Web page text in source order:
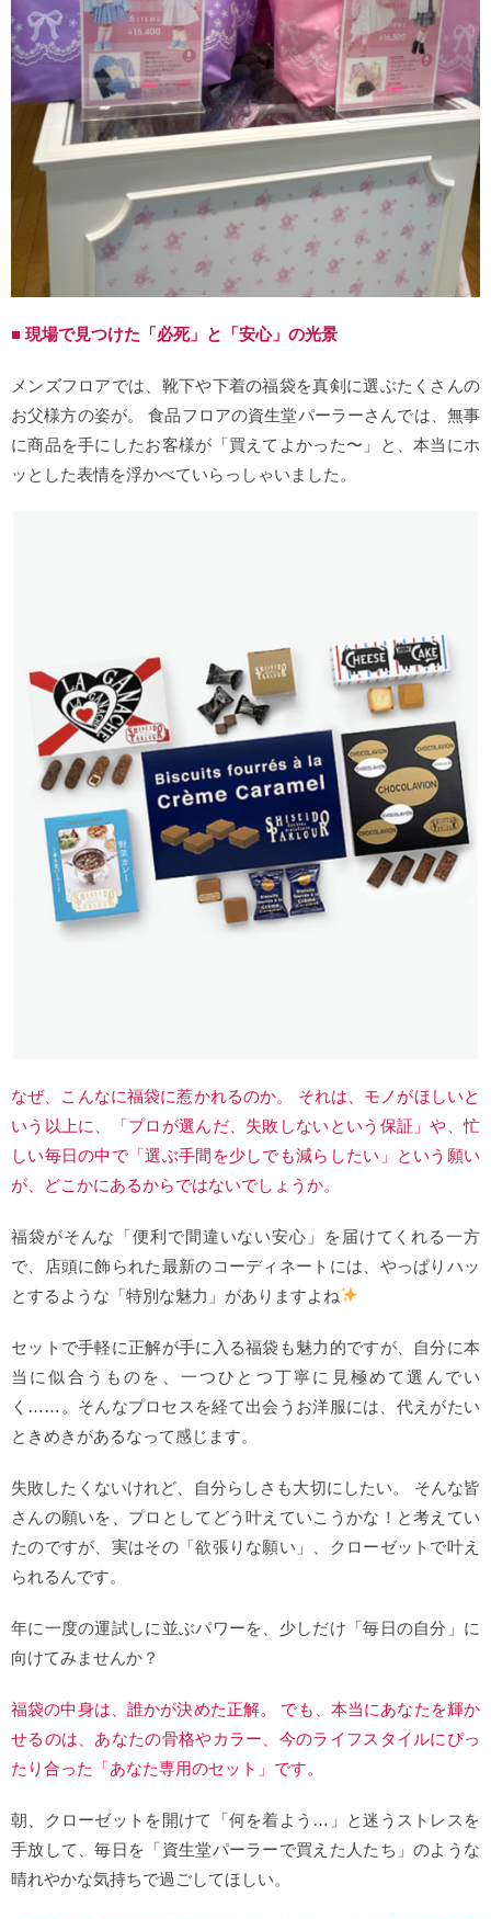
■ 現場で見つけた「必死」と「安心」の光景
メンズフロアでは、靴下や下着の福袋を真剣に選ぶたくさんの
お父様方の姿が。 食品フロアの資生堂パーラーさんでは、無事
に商品を手にしたお客様が「買えてよかった〜」と、本当にホ
ッとした表情を浮かべていらっしゃいました。
なぜ、こんなに福袋に惹かれるのか。 それは、モノがほしいと
いう以上に、「プロが選んだ、失敗しないという保証」や、忙
しい毎日の中で「選ぶ手間を少しでも減らしたい」という願い
が、どこかにあるからではないでしょうか。
福袋がそんな「便利で間違いない安心」を届けてくれる一方
で、店頭に飾られた最新のコーディネートには、やっぱりハッ
とするような「特別な魅力」がありますよね
セットで手軽に正解が手に入る福袋も魅力的ですが、自分に本
当に似合うものを、一つひとつ丁寧に見極めて選んでい
く……。そんなプロセスを経て出会うお洋服には、代えがたい
ときめきがあるなって感じます。
失敗したくないけれど、自分らしさも大切にしたい。 そんな皆
さんの願いを、プロとしてどう叶えていこうかな！と考えてい
たのですが、実はその「欲張りな願い」、クローゼットで叶え
られるんです。
年に一度の運試しに並ぶパワーを、少しだけ「毎日の自分」に
向けてみませんか？
福袋の中身は、誰かが決めた正解。 でも、本当にあなたを輝か
せるのは、あなたの骨格やカラー、今のライフスタイルにぴっ
たり合った「あなた専用のセット」です。
朝、クローゼットを開けて「何を着よう…」と迷うストレスを
手放して、毎日を「資生堂パーラーで買えた人たち」のような
晴れやかな気持ちで過ごしてほしい。